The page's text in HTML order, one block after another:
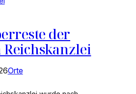
der
Reichskanzlei
Orte